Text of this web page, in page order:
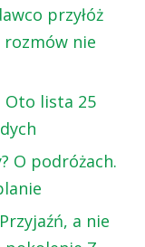
przyłóż
nie
Oto lista 25
O podróżach.
a nie